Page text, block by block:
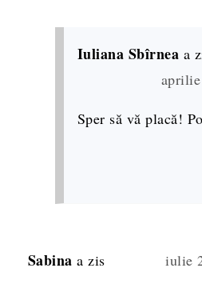
Iuliana Sbîrnea a
Sper să vă placă!
Sabina a zis iulie